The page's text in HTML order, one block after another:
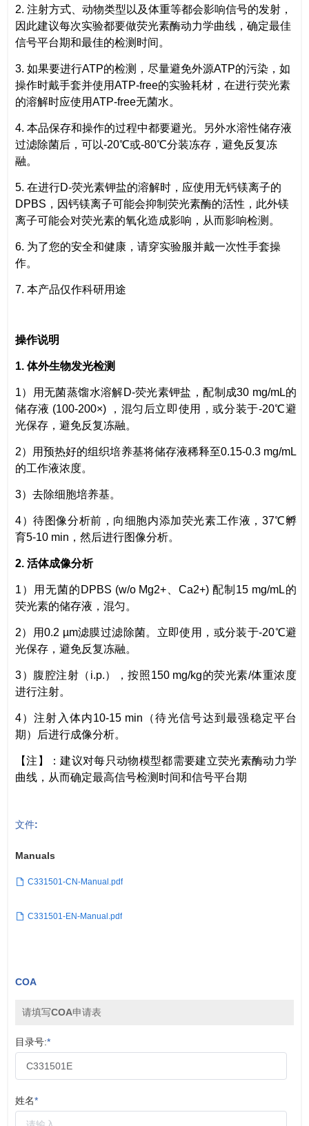
2. 注射方式、动物类型以及体重等都会影响信号的发射，
因此建议每次实验都要做荧光素酶动力学曲线，确定最佳
信号平台期和最佳的检测时间。
3. 如果要进行ATP的检测，尽量避免外源ATP的污染，如
操作时戴手套并使用ATP-free的实验耗材，在进行荧光素
的溶解时应使用ATP-free无菌水。
4. 本品保存和操作的过程中都要避光。另外水溶性储存液
过滤除菌后，可以-20℃或-80℃分装冻存，避免反复冻
融。
5. 在进行D-荧光素钾盐的溶解时，应使用无钙镁离子的
DPBS，因钙镁离子可能会抑制荧光素酶的活性，此外镁
离子可能会对荧光素的氧化造成影响，从而影响检测。
6. 为了您的安全和健康，请穿实验服并戴一次性手套操
作。
7. 本产品仅作科研用途
操作说明
1. 体外生物发光检测
1）用无菌蒸馏水溶解D-荧光素钾盐，配制成30 mg/mL的
储存液 (100-200×) ，混匀后立即使用，或分装于-20℃避
光保存，避免反复冻融。
2）用预热好的组织培养基将储存液稀释至0.15-0.3 mg/mL
的工作液浓度。
3）去除细胞培养基。
4）待图像分析前，向细胞内添加荧光素工作液，37℃孵
育5-10 min，然后进行图像分析。
2. 活体成像分析
1）用无菌的DPBS (w/o Mg2+、Ca2+) 配制15 mg/mL的
荧光素的储存液，混匀。
2）用0.2 µm滤膜过滤除菌。立即使用，或分装于-20℃避
光保存，避免反复冻融。
3）腹腔注射（i.p.），按照150 mg/kg的荧光素/体重浓度
进行注射。
4）注射入体内10-15 min（待光信号达到最强稳定平台
期）后进行成像分析。
【注】：建议对每只动物模型都需要建立荧光素酶动力学
曲线，从而确定最高信号检测时间和信号平台期
文件:
Manuals
C331501-CN-Manual.pdf
C331501-EN-Manual.pdf
COA
请填写COA申请表
目录号:*
姓名*